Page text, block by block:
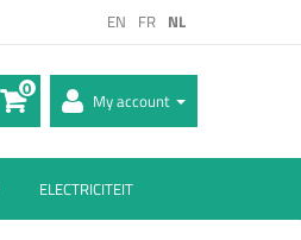
EN FR NL
My account
0
ELECTRICITEIT